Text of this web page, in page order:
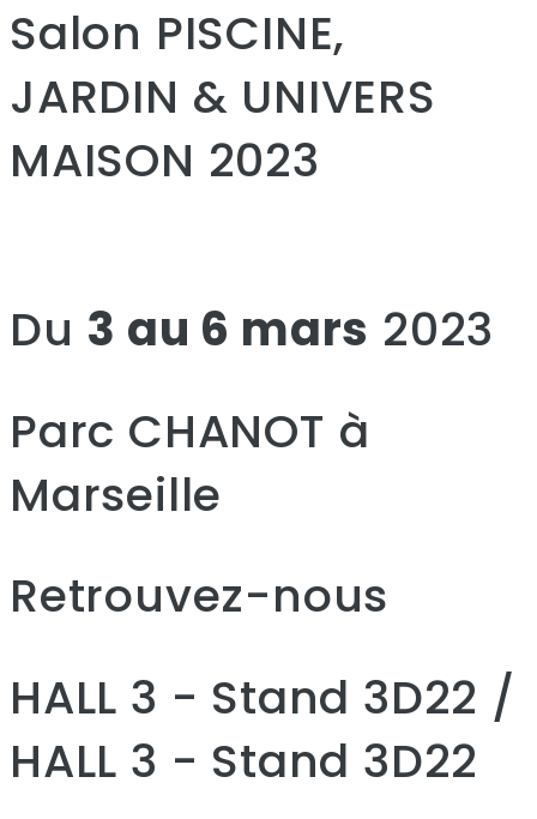
Salon PISCINE,
JARDIN & UNIVERS
MAISON 2023
Du 3 au 6 mars 2023
Parc CHANOT à
Marseille
Retrouvez-nous
HALL 3 - Stand 3D22 /
HALL 3 - Stand 3D22